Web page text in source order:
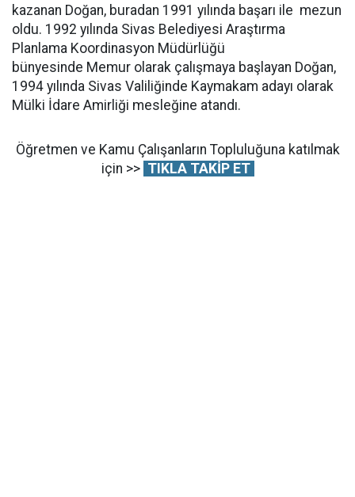
kazanan Doğan, buradan 1991 yılında başarı ile mezun
oldu. 1992 yılında Sivas Belediyesi Araştırma
Planlama Koordinasyon Müdürlüğü
bünyesinde Memur olarak çalışmaya başlayan Doğan,
1994 yılında Sivas Valiliğinde Kaymakam adayı olarak
Mülki İdare Amirliği mesleğine atandı.
Öğretmen ve Kamu Çalışanların Topluluğuna katılmak
için >> TIKLA TAKİP ET